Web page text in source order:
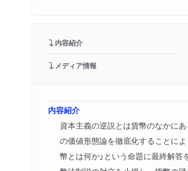
内容紹介
メディア情報
内容紹介
資本主義の逆説とは貨幣のなかに
の価値形態論を徹底化することに
幣とは何か」という命題に最終解